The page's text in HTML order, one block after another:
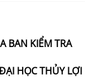
BAN KIỂM TRA
HỌC THỦY LỢI